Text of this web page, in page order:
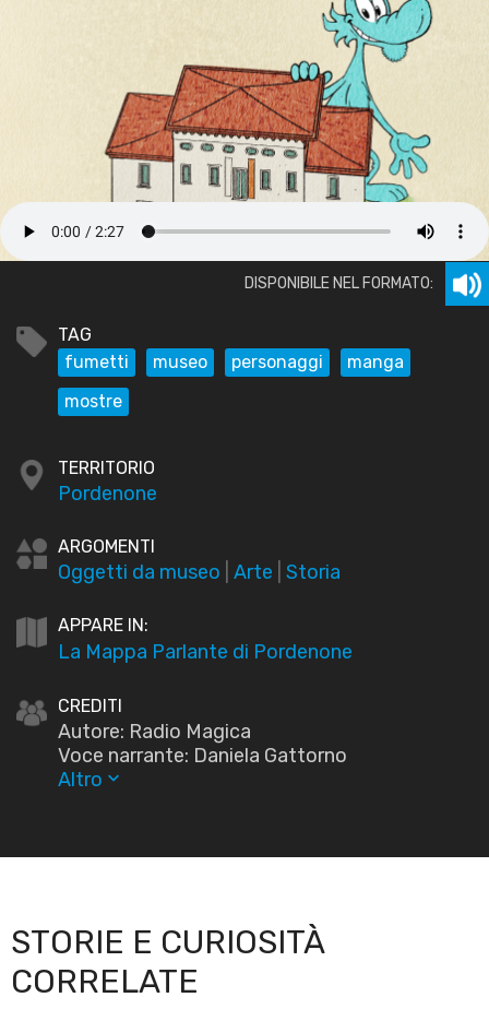
DISPONIBILE NEL FORMATO:
TAG
fumetti
museo personaggi
manga
mostre
TERRITORIO
Pordenone
ARGOMENTI
Oggetti da museo Arte Storia
APPARE IN:
La Mappa Parlante di Pordenone
CREDITI
Autore: Radio Magica
Voce narrante: Daniela Gattorno
Altro keyboard_arrow_down
STORIE E CURIOSITÀ
CORRELATE